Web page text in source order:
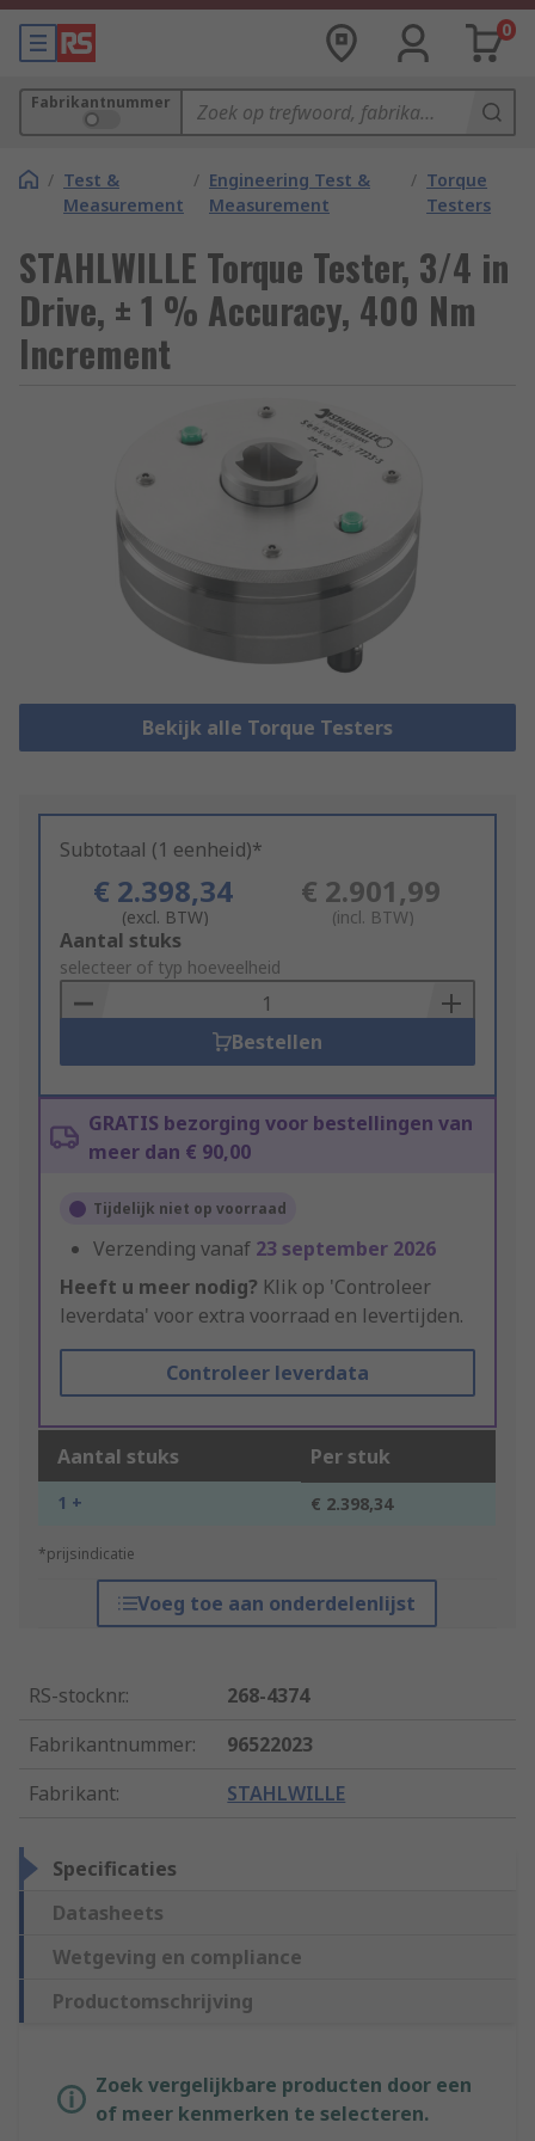
0
Fabrikantnummer
/ Test &
Measurement
/ Engineering Test &
Measurement
/ Torque
Testers
STAHLWILLE Torque Tester, 3/4 in
Drive, ± 1 % Accuracy, 400 Nm
Increment
Bekijk alle Torque Testers
Subtotaal (1 eenheid)*
€ 2.398,34
(excl. BTW)
€ 2.901,99
(incl. BTW)
Add
to
Basket
Aantal stuks
selecteer of typ hoeveelheid
Bestellen
GRATIS bezorging voor bestellingen van
meer dan € 90,00
Tijdelijk niet op voorraad
Verzending vanaf 23 september 2026
Heeft u meer nodig? Klik op 'Controleer
leverdata' voor extra voorraad en levertijden.
Controleer leverdata
Aantal stuks Per stuk
1 + € 2.398,34
*prijsindicatie
Voeg toe aan onderdelenlijst
RS-stocknr.:
268-4374
Fabrikantnummer:
96522023
Fabrikant: STAHLWILLE
Specificaties
Datasheets
Wetgeving en compliance
Productomschrijving
Zoek vergelijkbare producten door een
of meer kenmerken te selecteren.